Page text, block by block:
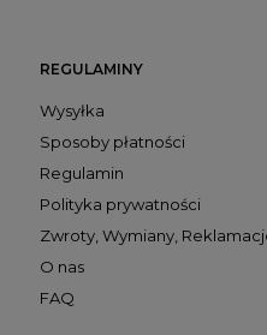
REGULAMINY
Wysyłka
Sposoby płatności
Regulamin
Polityka prywatności
Zwroty, Wymiany,
O nas
FAQ